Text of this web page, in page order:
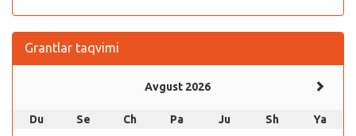
Grantlar taqvimi
Avgust 2026
Du Se Ch Pa Ju Sh
Ya